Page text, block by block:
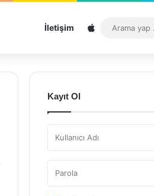
İletişim Sitemap
Kayıt Ol